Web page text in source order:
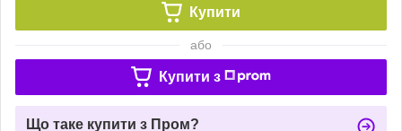
Купити
або
Купити з
Що таке купити з Пром?